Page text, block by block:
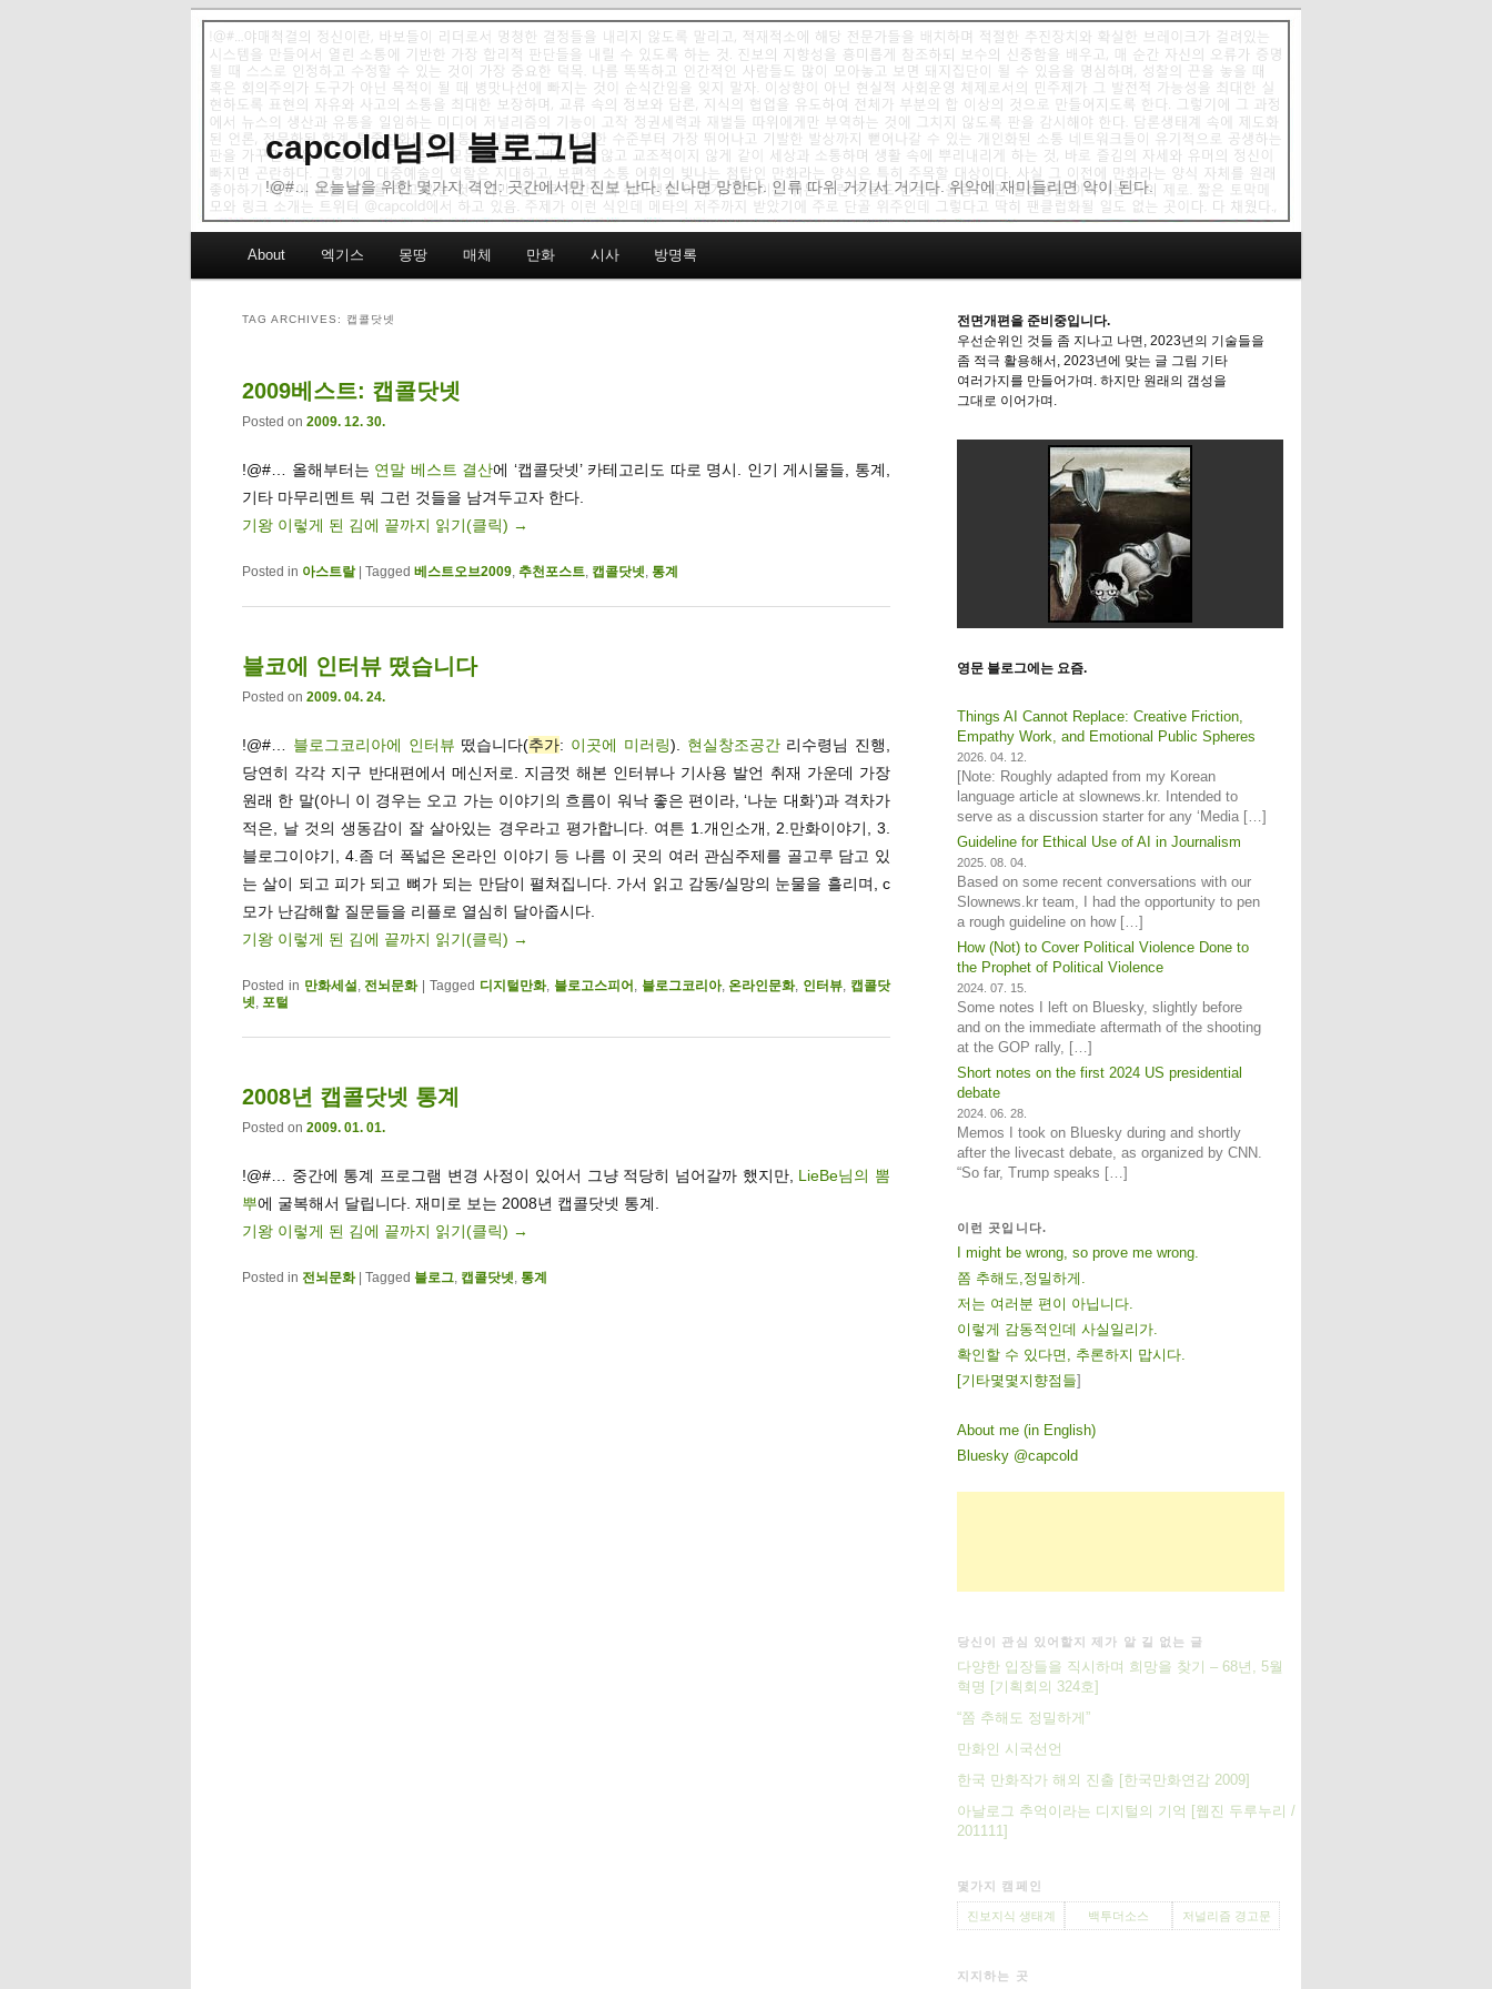
capcold님의 블로그님
!@#… 오늘날을 위한 몇가지 격언: 곳간에서만 진보 난다. 신나면 망한다. 인류 따위 거기서 거기다. 위악에 재미들리면 악이 된다.
Skip to primary content
Skip to secondary content
About 엑기스 몽땅 매체 만화 시사 방명록
TAG ARCHIVES: 캡콜닷넷
2009베스트: 캡콜닷넷
Posted on 2009. 12. 30.
!@#… 올해부터는 연말 베스트 결산에 ‘캡콜닷넷’ 카테고리도 따로 명시. 인기 게시물들, 통계,
기타 마무리멘트 뭐 그런 것들을 남겨두고자 한다.
기왕 이렇게 된 김에 끝까지 읽기(클릭) →
Posted in 아스트랄 Tagged 베스트오브2009, 추천포스트, 캡콜닷넷, 통계
블코에 인터뷰 떴습니다
Posted on 2009. 04. 24.
!@#… 블로그코리아에 인터뷰 떴습니다(추가: 이곳에 미러링). 현실창조공간리수령님 진행,
당연히 각각 지구 반대편에서 메신저로. 지금껏 해본 인터뷰나 기사용 발언 취재 가운데 가장
원래 한 말(아니 이 경우는 오고 가는 이야기의 흐름이 워낙 좋은 편이라, ‘나눈 대화’)과 격차가
적은, 날 것의 생동감이 잘 살아있는 경우라고 평가합니다. 여튼 1.개인소개, 2.만화이야기, 3.
블로그이야기, 4.좀 더 폭넓은 온라인 이야기 등 나름 이 곳의 여러 관심주제를 골고루 담고 있
는 살이 되고 피가 되고 뼈가 되는 만담이 펼쳐집니다. 가서 읽고 감동/실망의 눈물을 흘리며, c
모가 난감해할 질문들을 리플로 열심히 달아줍시다.
기왕 이렇게 된 김에 끝까지 읽기(클릭) →
Posted in 만화세설, 전뇌문화 |Tagged 디지털만화, 블로고스피어 , 블로그코리아,온라인문화, 인터뷰, 캡콜닷
넷, 포털
2008년 캡콜닷넷 통계
Posted on 2009. 01. 01.
!@#… 중간에 통계 프로그램 변경 사정이 있어서 그냥 적당히 넘어갈까 했지만, LieBe님의 뽐
뿌에 굴복해서 달립니다. 재미로 보는 2008년 캡콜닷넷 통계.
기왕 이렇게 된 김에 끝까지 읽기(클릭) →
Posted in 전뇌문화 Tagged 블로그, 캡콜닷넷, 통계
전면개편을 준비중입니다.
우선순위인 것들 좀 지나고 나면, 2023년의 기술들을
좀 적극 활용해서, 2023년에 맞는 글 그림 기타
여러가지를 만들어가며. 하지만 원래의 갬성을
그대로 이어가며.
영문 블로그에는 요즘.
Things AI Cannot Replace: Creative Friction,
Empathy Work, and Emotional Public Spheres
2026. 04. 12.
[Note: Roughly adapted from my Korean
language article at slownews.kr. Intended to
serve as a discussion starter for any ‘Media […]
Guideline for Ethical Use of AI in Journalism
2025. 08. 04.
Based on some recent conversations with our
Slownews.kr team, I had the opportunity to pen
a rough guideline on how […]
How (Not) to Cover Political Violence Done to
the Prophet of Political Violence
2024. 07. 15.
Some notes I left on Bluesky, slightly before
and on the immediate aftermath of the shooting
at the GOP rally, […]
Short notes on the first 2024 US presidential
debate
2024. 06. 28.
Memos I took on Bluesky during and shortly
after the livecast debate, as organized by CNN.
“So far, Trump speaks […]
이런 곳입니다.
I might be wrong, so prove me wrong.
쫌 추해도,정밀하게.
저는 여러분 편이 아닙니다.
이렇게 감동적인데 사실일리가.
확인할 수 있다면, 추론하지 맙시다.
[기 타몇 몇 지 향점 들]
About me (in English)
Bluesky @capcold
당신이 관심 있어할지 제가 알 길 없는 글
다양한 입장들을 직시하며 희망을 찾기 – 68년, 5월
혁명 [기획회의 324호]
“쫌 추해도 정밀하게”
만화인 시국선언
한국 만화작가 해외 진출 [한국만화연감 2009]
아날로그 추억이라는 디지털의 기억 [웹진 두루누리 /
201111]
몇가지 캠페인
진보지식 생태계 백투더소스 저널리즘 경고문
지지하는 곳